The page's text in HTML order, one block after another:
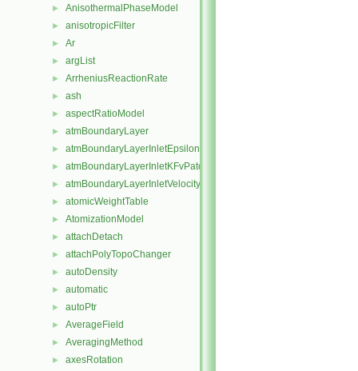
► AnisothermalPhaseModel
► anisotropicFilter
► Ar
► argList
► ArrheniusReactionRate
► ash
► aspectRatioModel
► atmBoundaryLayer
► atmBoundaryLayerInletEpsilonFvPatchScalarField
► atmBoundaryLayerInletKFvPatchScalarField
► atmBoundaryLayerInletVelocityFvPatchVectorField
► atomicWeightTable
► AtomizationModel
► attachDetach
► attachPolyTopoChanger
► autoDensity
► automatic
► autoPtr
► AverageField
► AveragingMethod
► axesRotation